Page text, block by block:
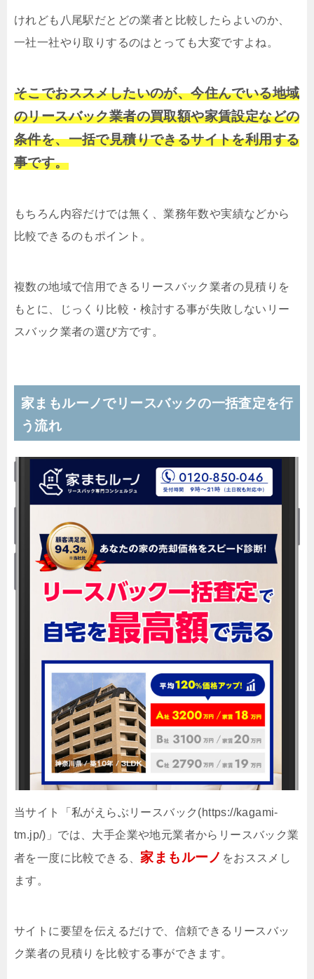
けれども八尾駅だとどの業者と比較したらよいのか、
一社一社やり取りするのはとっても大変ですよね。
そこでおススメしたいのが、今住んでいる地域
のリースバック業者の買取額や家賃設定などの
条件を、一括で見積りできるサイトを利用する
事です。
もちろん内容だけでは無く、業務年数や実績などから
比較できるのもポイント。
複数の地域で信用できるリースバック業者の見積りを
もとに、じっくり比較・検討する事が失敗しないリー
スバック業者の選び方です。
家まもルーノでリースバックの一括査定を行
う流れ
当サイト「私がえらぶリースバック(https://kagami-
tm.jp/)」では、大手企業や地元業者からリースバック業
者を一度に比較できる、家まもルーノ をおススメし
ます。
サイトに要望を伝えるだけで、信頼できるリースバッ
ク業者の見積りを比較する事ができます。